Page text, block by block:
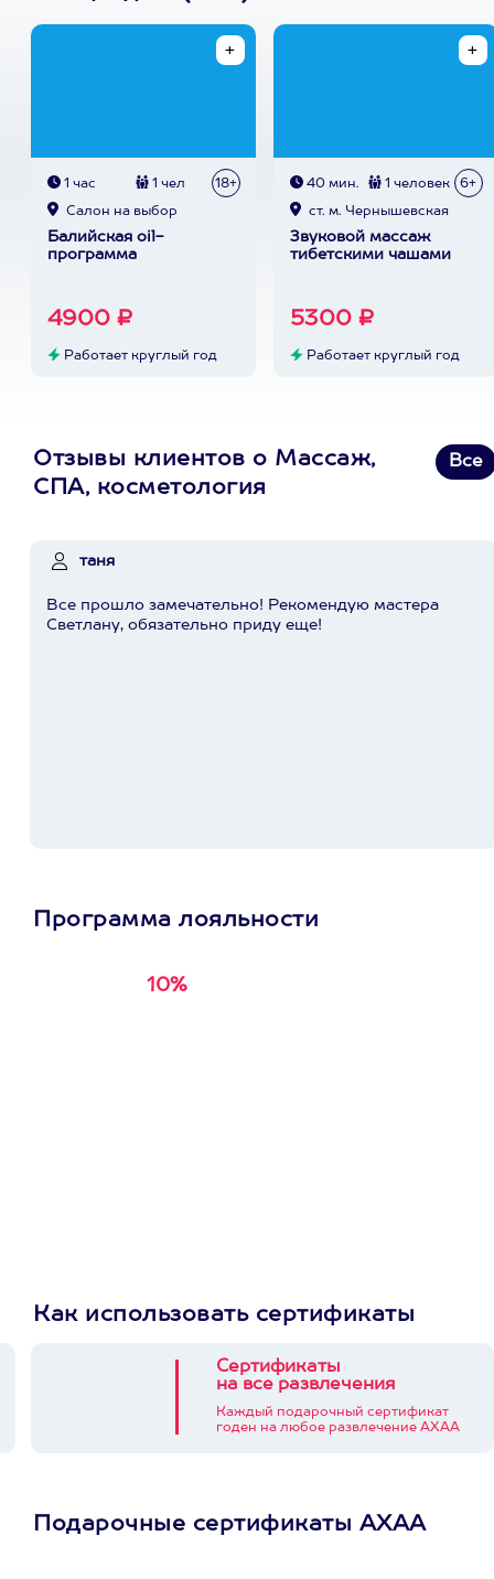
1 час 1 чел 18+
Cалон на выбор
Балийская oil-
программа
4900 ₽
Работает круглый год
40 мин. 1 человек 6+
ст. м. Чернышевская
Звуковой массаж
тибетскими чашами
5300 ₽
Работает круглый год
Отзывы клиентов о Массаж,
СПА, косметология
Все
таня
Все прошло замечательно! Рекомендую мастера
Светлану, обязательно приду еще!
Программа лояльности
10%
Как использовать сертификаты
Сертификаты
на все развлечения
Каждый подарочный сертификат
годен на любое развлечение АХАА
Подарочные сертификаты АХАА